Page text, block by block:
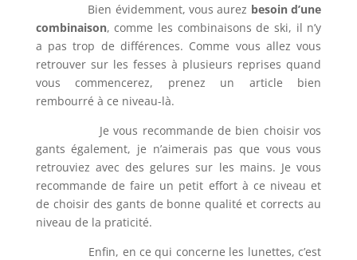
Bien évidemment, vous aurez besoin d’une
combinaison, comme les combinaisons de ski, il n’y
a pas trop de différences. Comme vous allez vous
retrouver sur les fesses à plusieurs reprises quand
vous commencerez, prenez un article bien
rembourré à ce niveau-là.
Je vous recommande de bien choisir vos
gants également, je n’aimerais pas que vous vous
retrouviez avec des gelures sur les mains. Je vous
recommande de faire un petit effort à ce niveau et
de choisir des gants de bonne qualité et corrects au
niveau de la praticité.
Enfin, en ce qui concerne les lunettes, c’est